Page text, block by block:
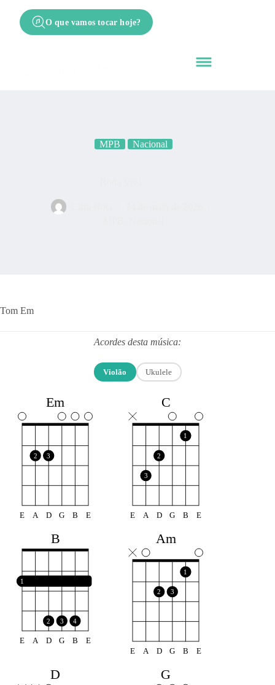
O que vamos tocar hoje?
MPB Nacional
Tom Em
Acordes desta música:
Violão Ukulele
Em
2 3
E A D G B E
C
3
2
1
E A D G B E
B
1
2 3 4
E A D G B E
Am
2 3
1
E A D G B E
D G